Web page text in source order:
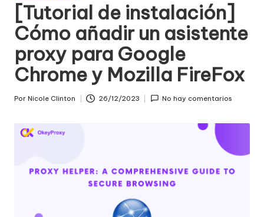
s
r
e
si
d
e
gratuitos
de
prueba,
tutoriales
de
configuración
raspado
web
[Tutorial de instalación]
Cómo añadir un asistente
proxy para Google
Chrome y Mozilla FireFox
Por Nicole Clinton 26/12/2023 No hay comentarios